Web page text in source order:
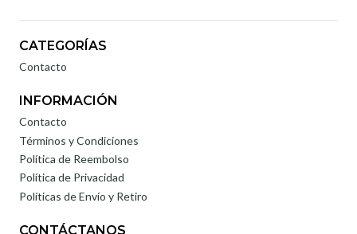
CATEGORÍAS
Contacto
INFORMACIÓN
Contacto
Términos y Condiciones
Política de Reembolso
Política de Privacidad
Políticas de Envío y Retiro
CONTÁCTANOS